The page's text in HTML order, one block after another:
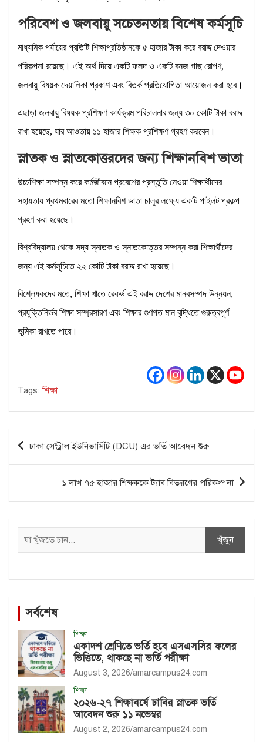
পরিবেশ ও জলবায়ু সচেতনতায় বিশেষ কর্মসূচি
মাধ্যমিক পর্যায়ের প্রতিটি শিক্ষাপ্রতিষ্ঠানকে ৫ হাজার টাকা করে বরাদ্দ দেওয়ার
পরিকল্পনা রয়েছে। এই অর্থ দিয়ে একটি ফলদ ও একটি বনজ গাছ রোপণ,
জলবায়ু বিষয়ক দেয়ালিকা প্রকাশ এবং বিতর্ক প্রতিযোগিতা আয়োজন করা হবে।
এছাড়া জলবায়ু বিষয়ক প্রশিক্ষণ কার্যক্রম পরিচালনার জন্য ৩০ কোটি টাকা বরাদ্দ
রাখা হয়েছে, যার আওতায় ১১ হাজার শিক্ষক প্রশিক্ষণ গ্রহণ করবেন।
স্নাতক ও স্নাতকোত্তরদের জন্য শিক্ষানবিশ ভাতা
উচ্চশিক্ষা সম্পন্ন করে কর্মজীবনে প্রবেশের প্রস্তুতি নেওয়া শিক্ষার্থীদের
সহায়তায় প্রথমবারের মতো শিক্ষানবিশ ভাতা চালুর লক্ষ্যে একটি পাইলট প্রকল্প
গ্রহণ করা হয়েছে।
বিশ্ববিদ্যালয় থেকে সদ্য স্নাতক ও স্নাতকোত্তর সম্পন্ন করা শিক্ষার্থীদের
জন্য এই কর্মসূচিতে ২২ কোটি টাকা বরাদ্দ রাখা হয়েছে।
বিশ্লেষকদের মতে, শিক্ষা খাতে রেকর্ড এই বরাদ্দ দেশের মানবসম্পদ উন্নয়ন,
প্রযুক্তিনির্ভর শিক্ষা সম্প্রসারণ এবং শিক্ষার গুণগত মান বৃদ্ধিতে গুরুত্বপূর্ণ
ভূমিকা রাখতে পারে।
Tags: শিক্ষা
Post
navigation
ঢাকা সেন্ট্রাল ইউনিভার্সিটি (DCU) এর ভর্তি আবেদন শুরু
১ লাখ ৭৫ হাজার শিক্ষককে ট্যাব বিতরণের পরিকল্পনা
Search
খুঁজুন
সর্বশেষ
শিক্ষা
একাদশ শ্রেণিতে ভর্তি হবে এসএসসির ফলের
ভিত্তিতে, থাকছে না ভর্তি পরীক্ষা
August 3, 2026 amarcampus24.com
শিক্ষা
২০২৬-২৭ শিক্ষাবর্ষে ঢাবির স্নাতক ভর্তি
আবেদন শুরু ১১ নভেম্বর
August 2, 2026 amarcampus24.com